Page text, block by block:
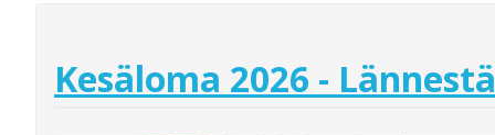
Kesäloma 2026 -